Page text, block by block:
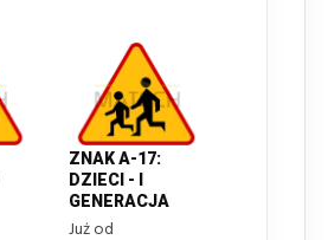
ZNAK A-17:
DZIECI - I
GENERACJA
Już od